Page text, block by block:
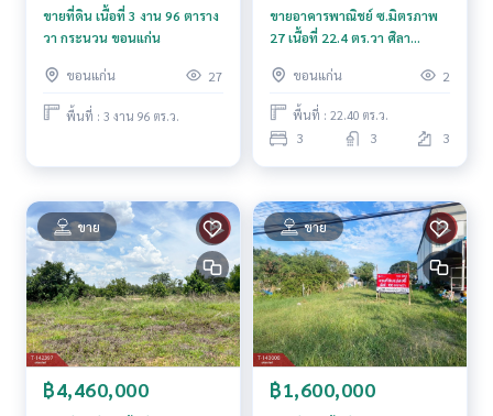
2.73289885
กธนาคาร**
**พร้อมอัตราดอกเบี้ยพิเศษ และ วงเงินสูงสุด 90-100% ของราคา
ประเมิน**
สนใจสอบถามข้อมูลเพิ่มเติม หรือ นัดชมบ้านได้ที่
Line ID : Yaak87
Callcenter :02-047-4282
สนใจดูทรัพย์อื่นๆ เพิ่มเติม มากกว่า 3,000 รายการ
www.tb.co.th
The Best Property Agent CO,.LTD. ผู้นำด้านธุรกิจนายหน้า ตัวแ
ทนอสังหาริมทรัพย์ครบวงจร ด้วยความเป็นมืออาชีพ ใช้เทคโนโล
ขายที่ดิน เนื้อที่ 3 งาน 96 ตาราง
วา กระนวน ขอนแก่น
ขอนแก่น 27
พื้นที่ : 3 งาน 96 ตร.ว.
ขายอาคารพาณิชย์ ซ.มิตรภาพ
27 เนื้อที่ 22.4 ตร.วา ศิลา
ขอนแก่น
2
พื้นที่ : 22.40 ตร.ว.
3 3 3
ขาย
฿4,460,000
ขาย
฿1,600,000